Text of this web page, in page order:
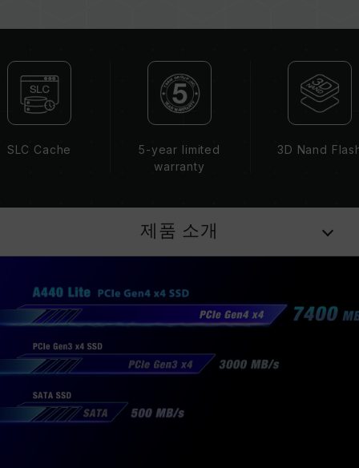
SLC Cache
5-year limited
warranty
3D Nand
제품 소개